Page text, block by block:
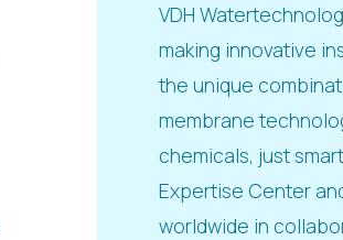
VDH
making innovative
the unique
membrane
chemicals, just
Expertise Center
worldwide in